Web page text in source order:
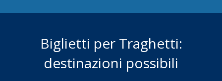
Biglietti per Traghetti:
destinazioni possibili